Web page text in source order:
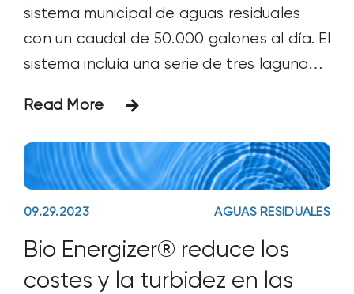
sistema municipal de aguas residuales
con un caudal de 50.000 galones al día. El
sistema incluía una serie de tres lagunas
profundidad de 13 pies. El estanque 1
tenía una profundidad media de lodos de
1,9 pies, el estanque
Read More
09.29.2023 AGUAS RESIDUALES
Bio Energizer® reduce los
costes y la turbidez en las